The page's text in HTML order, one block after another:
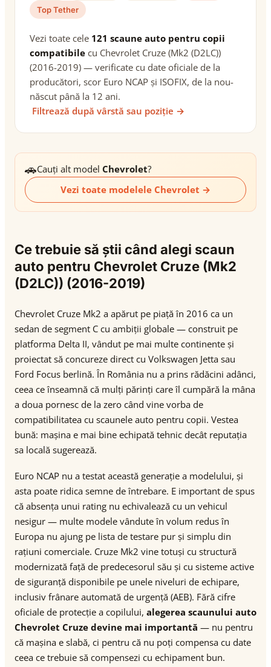
Top Tether
Vezi toate cele 121 scaune auto pentru copii
compatibile cu Chevrolet Cruze (Mk2 (D2LC))
(2016-2019) — verificate cu date oficiale de la
producători, scor Euro NCAP și ISOFIX, de la nou-
născut până la 12 ani.
Filtrează după vârstă sau poziție →
🚗Cauți alt model Chevrolet?
Vezi toate modelele Chevrolet →
Ce trebuie să știi când alegi scaun
auto pentru Chevrolet Cruze (Mk2
(D2LC)) (2016-2019)
Chevrolet Cruze Mk2 a apărut pe piață în 2016 ca un
sedan de segment C cu ambiții globale — construit pe
platforma Delta II, vândut pe mai multe continente și
proiectat să concureze direct cu Volkswagen Jetta sau
Ford Focus berlină. În România nu a prins rădăcini adânci,
ceea ce înseamnă că mulți părinți care îl cumpără la mâna
a doua pornesc de la zero când vine vorba de
compatibilitatea cu scaunele auto pentru copii. Vestea
bună: mașina e mai bine echipată tehnic decât reputația
sa locală sugerează.
Euro NCAP nu a testat această generație a modelului, și
asta poate ridica semne de întrebare. E important de spus
că absența unui rating nu echivalează cu un vehicul
nesigur — multe modele vândute în volum redus în
Europa nu ajung pe lista de testare pur și simplu din
rațiuni comerciale. Cruze Mk2 vine totuși cu structură
modernizată față de predecesorul său și cu sisteme active
de siguranță disponibile pe unele niveluri de echipare,
inclusiv frânare automată de urgență (AEB). Fără cifre
oficiale de protecție a copilului, alegerea scaunului auto
Chevrolet Cruze devine mai importantă — nu pentru
că mașina e slabă, ci pentru că nu poți compensa cu date
ceea ce trebuie să compensezi cu echipament bun.